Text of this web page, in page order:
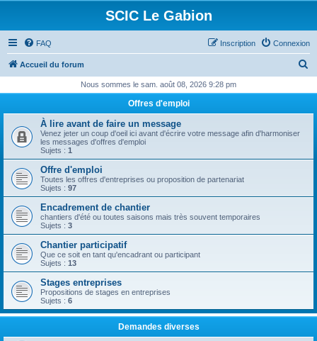
SCIC Le Gabion
FAQ Connexion
Inscription
Accueil du forum
h
e
Nous sommes le sam. août 08, 2026 9:28 pm
Offres d'emploi
À lire avant de faire un message
Venez jeter un coup d'oeil ici avant d'écrire votre message afin d'harmoniser
les messages d'offres d'emploi
Sujets : 1
Offre d'emploi
Toutes les offres d'entreprises ou proposition de partenariat
Sujets : 97
Encadrement de chantier
chantiers d'été ou toutes saisons mais très souvent temporaires
Sujets : 3
Chantier participatif
Que ce soit en tant qu'encadrant ou participant
Sujets : 13
Stages entreprises
Propositions de stages en entreprises
Sujets : 6
Demandes diverses